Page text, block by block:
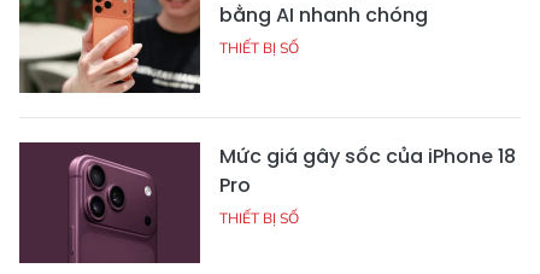
bằng AI nhanh chóng
THIẾT BỊ SỐ
Mức giá gây sốc của iPhone 18
Pro
THIẾT BỊ SỐ